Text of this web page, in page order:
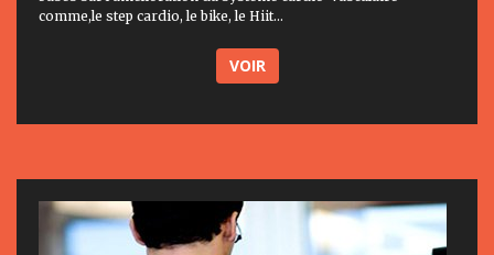
comme,le step cardio, le bike, le Hiit...
VOIR